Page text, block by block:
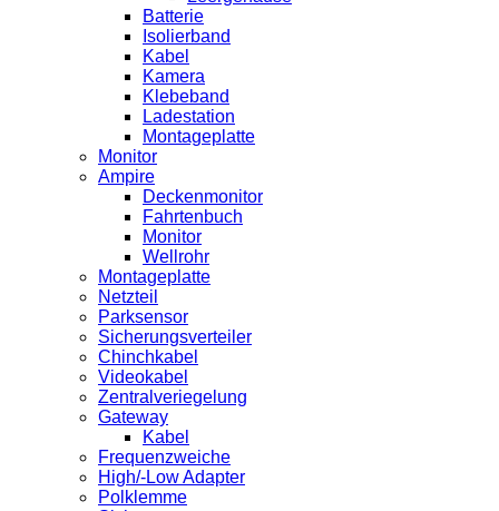
Batterie
Isolierband
Kabel
Kamera
Klebeband
Ladestation
Montageplatte
Monitor
Ampire
Deckenmonitor
Fahrtenbuch
Monitor
Wellrohr
Montageplatte
Netzteil
Parksensor
Sicherungsverteiler
Chinchkabel
Videokabel
Zentralveriegelung
Gateway
Kabel
Frequenzweiche
High/-Low Adapter
Polklemme